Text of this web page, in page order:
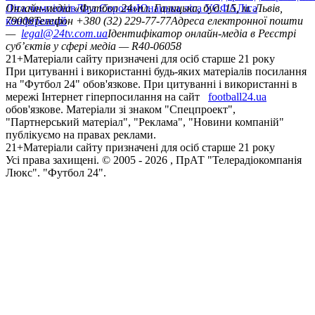
Ліга чемпіонівЛіга ЄвропиЮнацька ліга УЄФАЛіга
конференцій
Онлайн-медіа «Футбол 24»пл. Галицька, буд. 15, м. Львів,
79008Телефон +380 (32) 229-77-77Адреса електронної пошти
— legal@24tv.com.uaІдентифікатор онлайн-медіа в Реєстрі
суб’єктів у сфері медіа — R40-06058
21+Матеріали сайту призначені для осіб старше 21 року
При цитуванні і використанні будь-яких матеріалів посилання
на "Футбол 24" обов'язкове. При цитуванні і використанні в
мережі Інтернет гіперпосилання на сайт
football24.ua
обов'язкове. Матеріали зі знаком "Спецпроект",
"Партнерський матеріал", "Реклама", "Новини компаній"
публікуємо на правах реклами.
21+Матеріали сайту призначені для осіб старше 21 року
Усi права захищенi. © 2005 - 2026 , ПрАТ "Телерадіокомпанія
Люкс". "Футбол 24".